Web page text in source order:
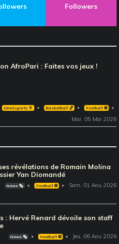
Followers
AfroPari : Faites vos jeux !
Omnisports 🏅 Basketball 🏀 Football ⚽️
Mar, 05 Mai 2026
révélations de Romain Molina
Yan Diomandé
News 🗞️ Football ⚽️ Sam, 01 Aou 2026
: Hervé Renard dévoile son staff
News 🗞️ Football ⚽️ Jeu, 06 Aou 2026